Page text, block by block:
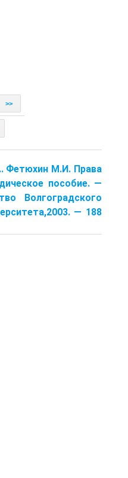
>>
Фетюхин М.И. Права
пособие. —
Волгоградского
— 188